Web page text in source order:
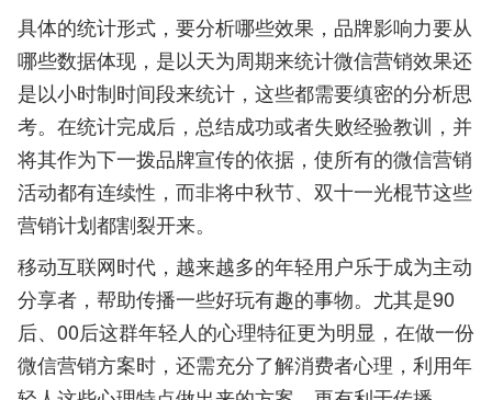
具体的统计形式，要分析哪些效果，品牌影响力要从
哪些数据体现，是以天为周期来统计微信营销效果还
是以小时制时间段来统计，这些都需要缜密的分析思
考。在统计完成后，总结成功或者失败经验教训，并
将其作为下一拨品牌宣传的依据，使所有的微信营销
活动都有连续性，而非将中秋节、双十一光棍节这些
营销计划都割裂开来。
移动互联网时代，越来越多的年轻用户乐于成为主动
分享者，帮助传播一些好玩有趣的事物。尤其是90
后、00后这群年轻人的心理特征更为明显，在做一份
微信营销方案时，还需充分了解消费者心理，利用年